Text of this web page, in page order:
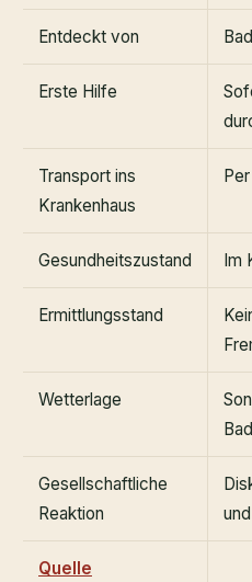
Entdeckt von
Erste Hilfe
Transport ins
Krankenhaus
Gesundheitszustand Im
Ermittlungsstand
Wetterlage
Gesellschaftliche
Reaktion
Quelle